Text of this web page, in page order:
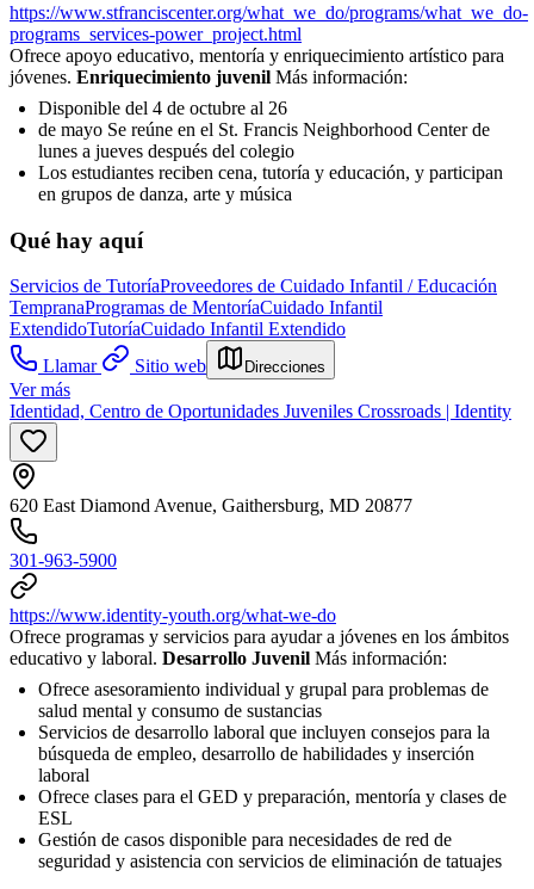
https://www.stfranciscenter.org/what_we_do/programs/what_we_do-
programs_services-power_project.html
Ofrece apoyo educativo, mentoría y enriquecimiento artístico para
jóvenes. Enriquecimiento juvenil Más información:
Disponible del 4 de octubre al 26
de mayo Se reúne en el St. Francis Neighborhood Center de
lunes a jueves después del colegio
Los estudiantes reciben cena, tutoría y educación, y participan
en grupos de danza, arte y música
Qué hay aquí
Servicios de TutoríaProveedores de Cuidado Infantil / Educación
TempranaProgramas de MentoríaCuidado Infantil
ExtendidoTutoríaCuidado Infantil Extendido
Llamar
Sitio web Direcciones
Ver más
Identidad, Centro de Oportunidades Juveniles Crossroads | Identity
620 East Diamond Avenue, Gaithersburg, MD 20877
301-963-5900
https://www.identity-youth.org/what-we-do
Ofrece programas y servicios para ayudar a jóvenes en los ámbitos
educativo y laboral. Desarrollo Juvenil Más información:
Ofrece asesoramiento individual y grupal para problemas de
salud mental y consumo de sustancias
Servicios de desarrollo laboral que incluyen consejos para la
búsqueda de empleo, desarrollo de habilidades y inserción
laboral
Ofrece clases para el GED y preparación, mentoría y clases de
ESL
Gestión de casos disponible para necesidades de red de
seguridad y asistencia con servicios de eliminación de tatuajes